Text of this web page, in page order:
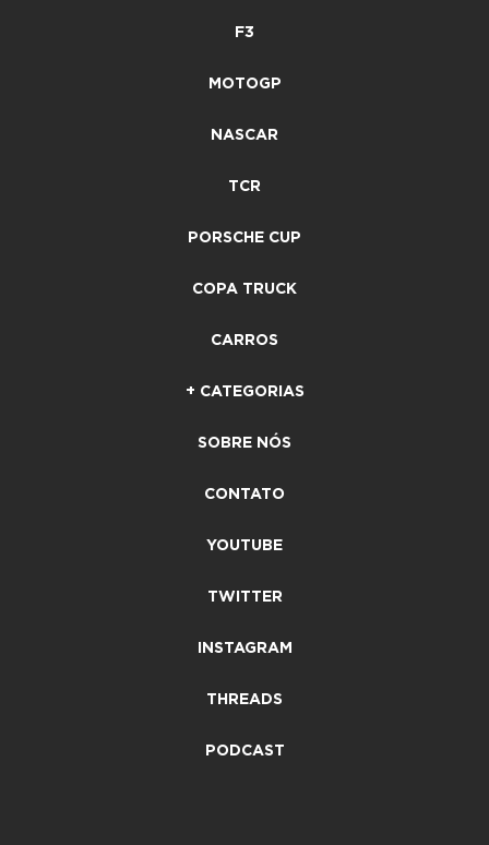
F3
MOTOGP
NASCAR
TCR
PORSCHE CUP
COPA TRUCK
CARROS
+ CATEGORIAS
SOBRE NÓS
CONTATO
YOUTUBE
TWITTER
INSTAGRAM
THREADS
PODCAST